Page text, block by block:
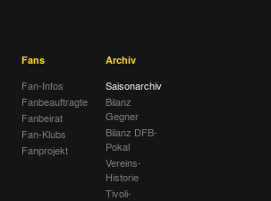
Fans
Fan-Infos
Fanbeauftragte
Fanbeirat
Fan-Klubs
Fanprojekt
Archiv
Saisonarchiv
Bilanz
Gegner
Bilanz DFB-
Pokal
Vereins-
Historie
Tivoli-